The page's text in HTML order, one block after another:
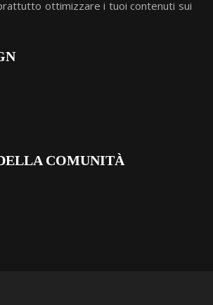
ottimizzare i tuoi contenuti sui
COMUNITÀ